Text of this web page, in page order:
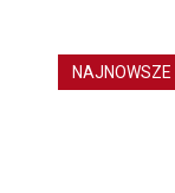
NAJNOWSZE